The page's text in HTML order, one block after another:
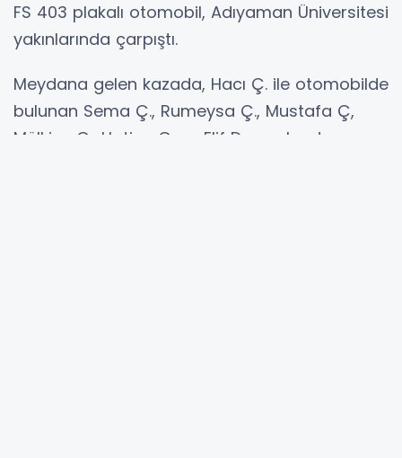
FS 403 plakalı otomobil, Adıyaman Üniversitesi
yakınlarında çarpıştı.
Meydana gelen kazada, Hacı Ç. ile otomobilde
bulunan Sema Ç., Rumeysa Ç., Mustafa Ç,
Mülkiye Ç., Hatice Ç. ve Elif D. yaralandı.